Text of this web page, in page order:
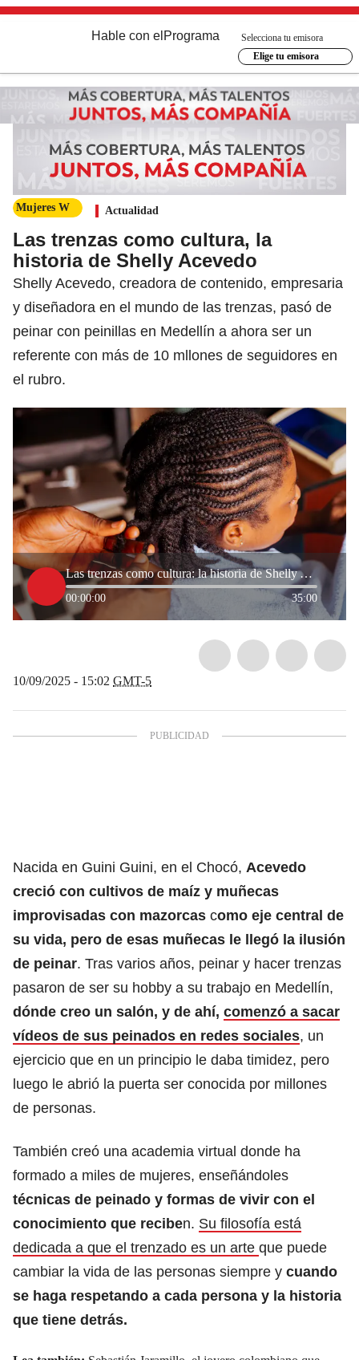
Hable con el Programa
Selecciona tu emisora
Elige tu emisora
Mujeres W Actualidad
Las trenzas como cultura, la
historia de Shelly Acevedo
Shelly Acevedo, creadora de contenido, empresaria
y diseñadora en el mundo de las trenzas, pasó de
peinar con peinillas en Medellín a ahora ser un
referente con más de 10 mllones de seguidores en
el rubro.
Las trenzas como cultura: la historia de Shelly Acevedo
00:00:00 35:00
10/09/2025 - 15:02 GMT-5
Nacida en Guini Guini, en el Chocó, Acevedo
creció con cultivos de maíz y muñecas
improvisadas con mazorcas como eje central de
su vida, pero de esas muñecas le llegó la ilusión
de peinar. Tras varios años, peinar y hacer trenzas
pasaron de ser su hobby a su trabajo en Medellín,
dónde creo un salón, y de ahí, comenzó a sacar
vídeos de sus peinados en redes sociales, un
ejercicio que en un principio le daba timidez, pero
luego le abrió la puerta ser conocida por millones
de personas.
También creó una academia virtual donde ha
formado a miles de mujeres, enseñándoles
técnicas de peinado y formas de vivir con el
conocimiento que reciben. Su filosofía está
dedicada a que el trenzado es un arte que puede
cambiar la vida de las personas siempre y cuando
se haga respetando a cada persona y la historia
que tiene detrás.